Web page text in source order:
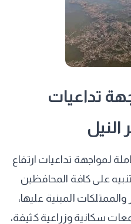
تداعيات
النيل
لمواجهة تداعيات ارتفاع
على كافة المحافظين
المبنية عليها،
سكانية وزراعية كثيفة،